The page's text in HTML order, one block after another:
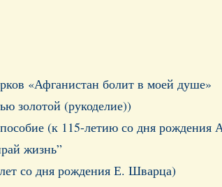
«Афганистан болит в моей душе»
золотой (рукоделие))
(к 115-летию со дня рождения
жизнь”
со дня рождения Е. Шварца)